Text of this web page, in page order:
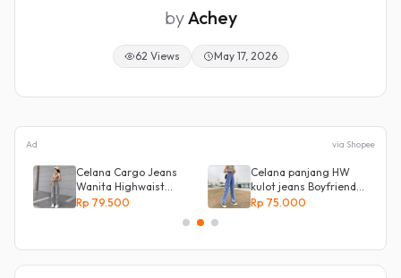
byAchey
62 Views May 17, 2026
Ad via Shopee
Celana Cargo Jeans
Wanita Highwaist
Loose
Rp 79.500
Celana panjang HW
kulot jeans Boyfriend
Korea 27 - 34 - Kulot
Rp 75.000